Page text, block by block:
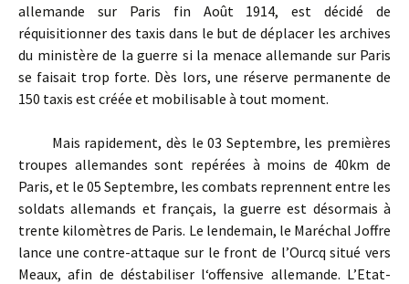
allemande sur Paris fin Août 1914, est décidé de
réquisitionner des taxis dans le but de déplacer les archives
du ministère de la guerre si la menace allemande sur Paris
se faisait trop forte. Dès lors, une réserve permanente de
150 taxis est créée et mobilisable à tout moment.
Mais rapidement, dès le 03 Septembre, les premières
troupes allemandes sont repérées à moins de 40km de
Paris, et le 05 Septembre, les combats reprennent entre les
soldats allemands et français, la guerre est désormais à
trente kilomètres de Paris. Le lendemain, le Maréchal Joffre
lance une contre-attaque sur le front de l’Ourcq situé vers
Meaux, afin de déstabiliser l‘offensive allemande. L’Etat-